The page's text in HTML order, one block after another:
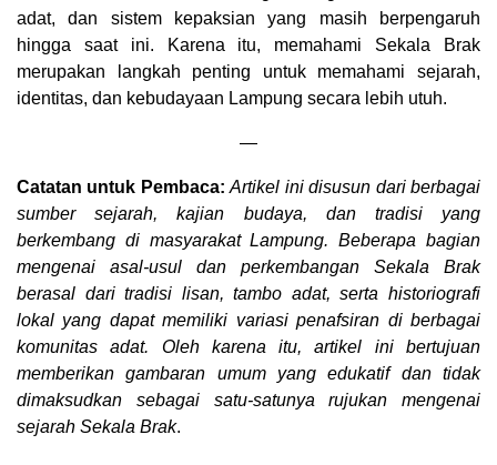
adat, dan sistem kepaksian yang masih berpengaruh
hingga saat ini. Karena itu, memahami Sekala Brak
merupakan langkah penting untuk memahami sejarah,
identitas, dan kebudayaan Lampung secara lebih utuh.
—
Catatan untuk Pembaca:Artikel ini disusun dari berbagai
sumber sejarah, kajian budaya, dan tradisi yang
berkembang di masyarakat Lampung. Beberapa bagian
mengenai asal-usul dan perkembangan Sekala Brak
berasal dari tradisi lisan, tambo adat, serta historiografi
lokal yang dapat memiliki variasi penafsiran di berbagai
komunitas adat. Oleh karena itu, artikel ini bertujuan
memberikan gambaran umum yang edukatif dan tidak
dimaksudkan sebagai satu-satunya rujukan mengenai
sejarah Sekala Brak.